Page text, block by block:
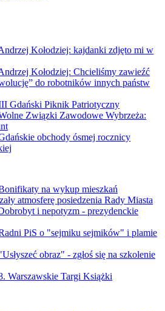
Kołodziej: kajdanki zdjęto mi w
Kołodziej: Chcieliśmy zawieźć
do robotników innych państw
Gdański Piknik Patriotyczny
Związki Zawodowe Wybrzeża:
obchody ósmej rocznicy
na wykup mieszkań
atmosferę posiedzenia Rady Miasta
i nepotyzm - prezydenckie
PiS o "sejmiku sejmików" i plamie
obraz" - zgłoś się na szkolenie
Warszawskie Targi Książki